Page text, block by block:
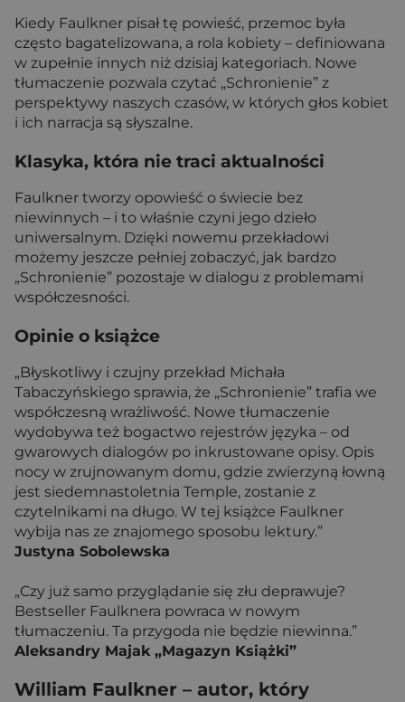
Kiedy Faulkner pisał tę powieść, przemoc była
często bagatelizowana, a rola kobiety – definiowana
w zupełnie innych niż dzisiaj kategoriach. Nowe
tłumaczenie pozwala czytać „Schronienie” z
perspektywy naszych czasów, w których głos kobiet
i ich narracja są słyszalne.
Klasyka, która nie traci aktualności
Faulkner tworzy opowieść o świecie bez
niewinnych – i to właśnie czyni jego dzieło
uniwersalnym. Dzięki nowemu przekładowi
możemy jeszcze pełniej zobaczyć, jak bardzo
„Schronienie” pozostaje w dialogu z problemami
współczesności.
Opinie o książce
„Błyskotliwy i czujny przekład Michała
Tabaczyńskiego sprawia, że „Schronienie” trafia we
współczesną wrażliwość. Nowe tłumaczenie
wydobywa też bogactwo rejestrów języka – od
gwarowych dialogów po inkrustowane opisy. Opis
nocy w zrujnowanym domu, gdzie zwierzyną łowną
jest siedemnastoletnia Temple, zostanie z
czytelnikami na długo. W tej książce Faulkner
wybija nas ze znajomego sposobu lektury.”
Justyna Sobolewska
„Czy już samo przyglądanie się złu deprawuje?
Bestseller Faulknera powraca w nowym
tłumaczeniu. Ta przygoda nie będzie niewinna.”
Aleksandry Majak „Magazyn Książki”
William Faulkner – autor, który